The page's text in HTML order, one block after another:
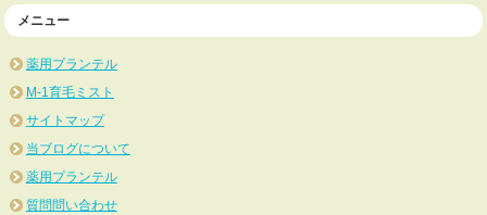
メニュー
薬用プランテル
M-1育毛ミスト
サイトマップ
当ブログについて
薬用プランテル
質問問い合わせ